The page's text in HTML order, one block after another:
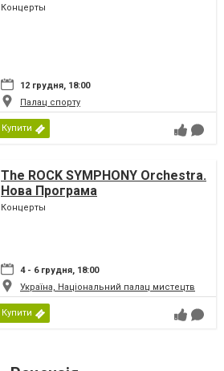
Концерты
12 грудня, 18:00
Палац спорту
Купити
The ROCK SYMPHONY Orchestra.
Нова Програма
Концерты
4 - 6 грудня, 18:00
Україна, Національний палац мистецтв
Купити